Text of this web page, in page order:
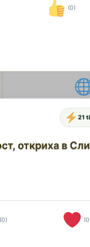
(0)
откриха в
(0)
21